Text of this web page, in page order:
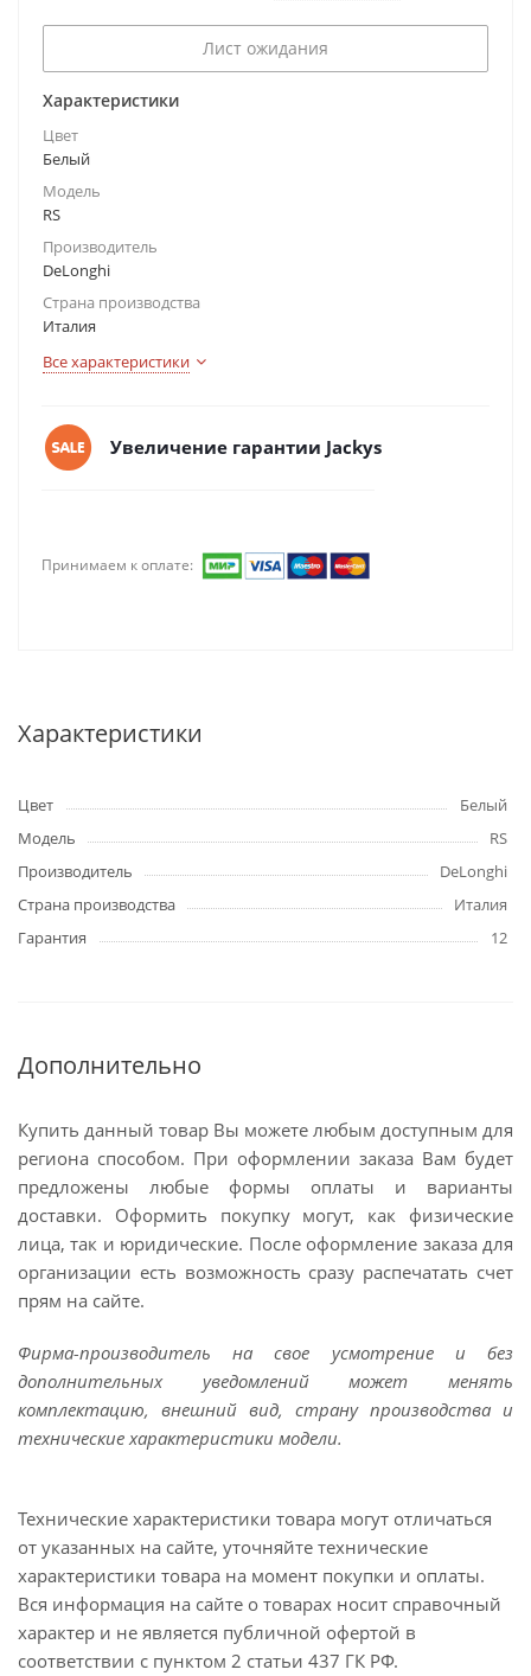
Лист ожидания
Характеристики
Цвет
Белый
Модель
RS
Производитель
DeLonghi
Страна производства
Италия
Все характеристики
Увеличение гарантии Jackys
Принимаем к оплате:
Характеристики
Цвет
Белый
Модель
RS
Производитель
DeLonghi
Страна производства
Италия
Гарантия
12
Дополнительно
Купить данный товар Вы можете любым доступным для
региона способом. При оформлении заказа Вам будет
предложены любые формы оплаты и варианты
доставки. Оформить покупку могут, как физические
лица, так и юридические. После оформление заказа для
организации есть возможность сразу распечатать счет
прям на сайте.
Фирма-производитель на свое усмотрение и без
дополнительных уведомлений может менять
комплектацию, внешний вид, страну производства и
технические характеристики модели.
Технические характеристики товара могут отличаться
от указанных на сайте, уточняйте технические
характеристики товара на момент покупки и оплаты.
Вся информация на сайте о товарах носит справочный
характер и не является публичной офертой в
соответствии с пунктом 2 статьи 437 ГК РФ.